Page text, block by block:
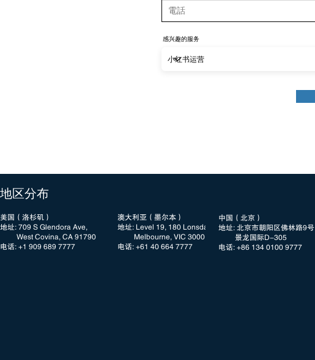
感兴趣的服务
​地区分布
美国（洛杉矶）
地址: 709 S Glendora Ave,
West Covina, CA 91790
电话: +1 909 689 7777​​
澳大利亚（墨尔本）
地址: Level 19, 180 Lonsdale Street
Melbourne, VIC 3000
电话: +61 40 664 7777
中国（北京）
地址: 北京市朝阳区佛林路9号
景龙国际D-305
电话: +86 134 0100 9777